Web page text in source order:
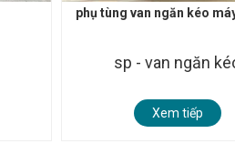
phụ tùng van ngăn kéo
sp - van ngăn
Xem tiếp